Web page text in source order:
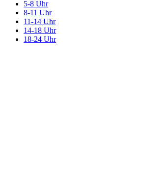
5-8 Uhr
8-11 Uhr
11-14 Uhr
14-18 Uhr
18-24 Uhr